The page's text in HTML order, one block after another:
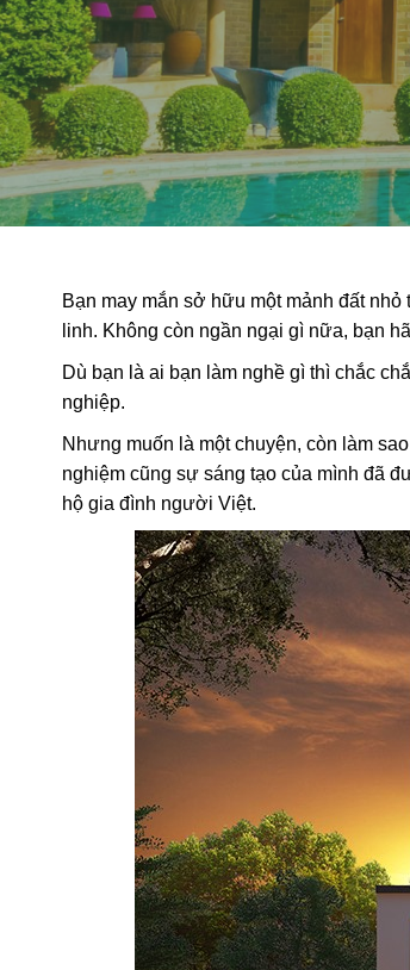
Bạn may mắn sở hữu một mảnh đất
linh. Không còn ngần ngại gì nữa, bạn
Dù bạn là ai bạn làm nghề gì thì chắc
nghiệp.
Nhưng muốn là một chuyện, còn làm
nghiệm cũng sự sáng tạo của mình đã
hộ gia đình người Việt.